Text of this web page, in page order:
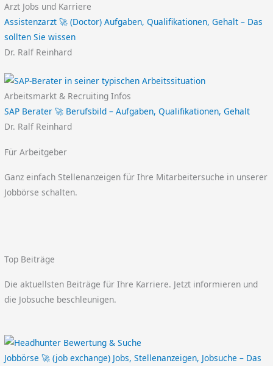
Arzt Jobs und Karriere
Assistenzarzt 🚀 (Doctor) Aufgaben, Qualifikationen, Gehalt – Das
sollten Sie wissen
Dr. Ralf Reinhard
Arbeitsmarkt & Recruiting Infos
SAP Berater 🚀 Berufsbild – Aufgaben, Qualifikationen, Gehalt
Dr. Ralf Reinhard
Für Arbeitgeber
Ganz einfach Stellenanzeigen für Ihre Mitarbeitersuche in unserer
Jobbörse schalten.
Top Beiträge
Die aktuellsten Beiträge für Ihre Karriere. Jetzt informieren und
die Jobsuche beschleunigen.
Jobbörse 🚀 (job exchange) Jobs, Stellenanzeigen, Jobsuche – Das